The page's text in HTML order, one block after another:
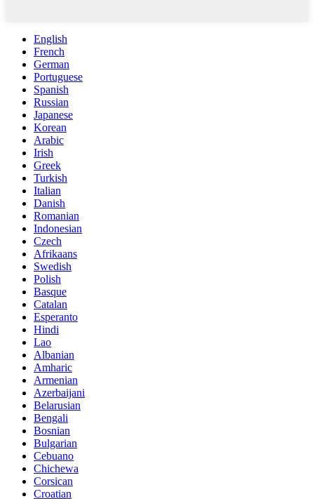
English
French
German
Portuguese
Spanish
Russian
Japanese
Korean
Arabic
Irish
Greek
Turkish
Italian
Danish
Romanian
Indonesian
Czech
Afrikaans
Swedish
Polish
Basque
Catalan
Esperanto
Hindi
Lao
Albanian
Amharic
Armenian
Azerbaijani
Belarusian
Bengali
Bosnian
Bulgarian
Cebuano
Chichewa
Corsican
Croatian